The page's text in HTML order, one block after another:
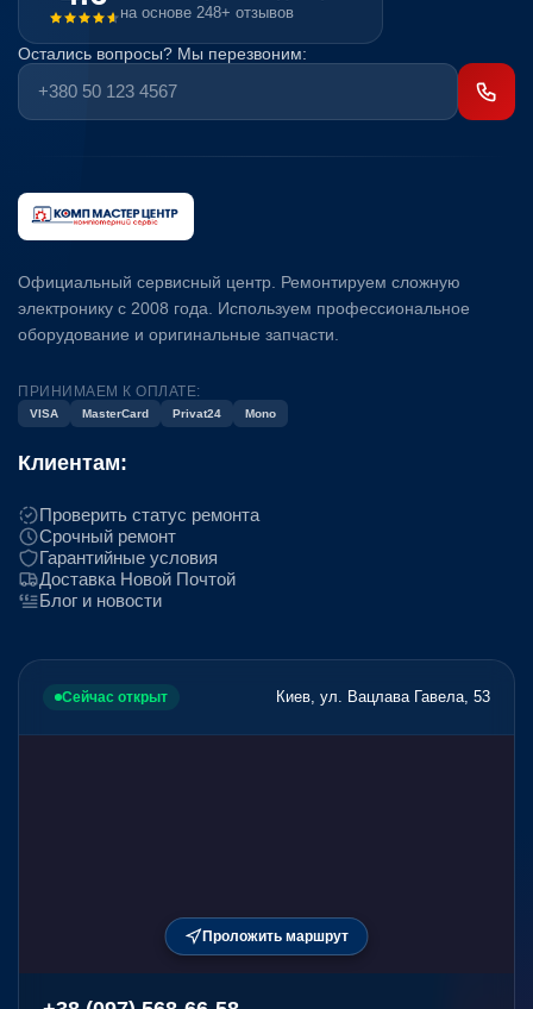
на основе 248+ отзывов
Остались вопросы? Мы перезвоним:
Официальный сервисный центр. Ремонтируем сложную
электронику с 2008 года. Используем профессиональное
оборудование и оригинальные запчасти.
ПРИНИМАЕМ К ОПЛАТЕ:
VISA MasterCard Privat24 Mono
Клиентам:
Проверить статус ремонта
Срочный ремонт
Гарантийные условия
Доставка Новой Почтой
Блог и новости
Сейчас открыт Киев, ул. Вацлава Гавела, 53
Проложить маршрут